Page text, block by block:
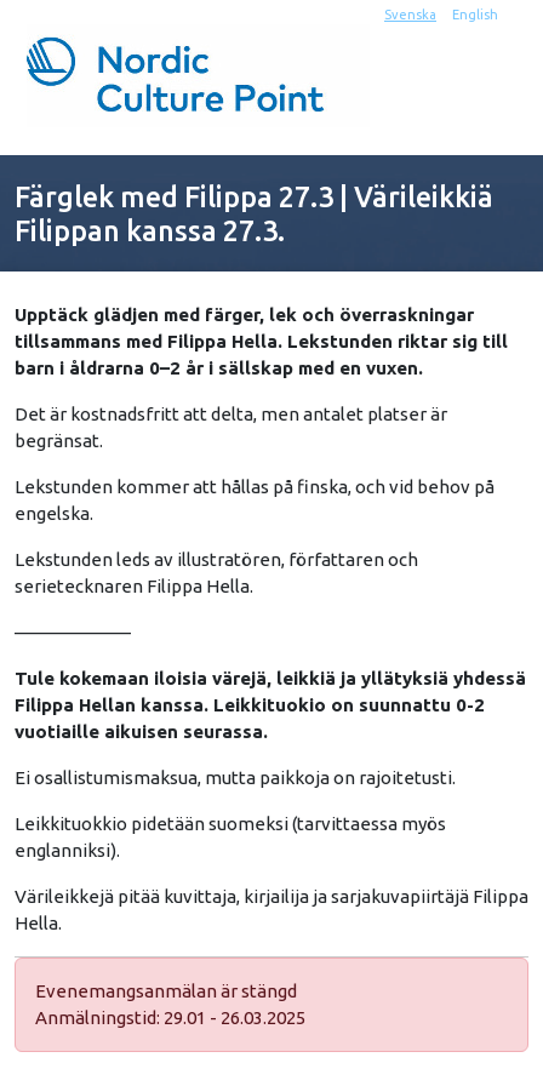
Svenska English
Färglek med Filippa 27.3 | Värileikkiä
Filippan kanssa 27.3.
Upptäck glädjen med färger, lek och överraskningar
tillsammans med Filippa Hella. Lekstunden riktar sig till
barn i åldrarna 0–2 år i sällskap med en vuxen.
Det är kostnadsfritt att delta, men antalet platser är
begränsat.
Lekstunden kommer att hållas på finska, och vid behov på
engelska.
Lekstunden leds av illustratören, författaren och
serietecknaren Filippa Hella.
––––––––––––
Tule kokemaan iloisia värejä, leikkiä ja yllätyksiä yhdessä
Filippa Hellan kanssa. Leikkituokio on suunnattu 0-2
vuotiaille aikuisen seurassa.
Ei osallistumismaksua, mutta paikkoja on rajoitetusti.
Leikkituokkio pidetään suomeksi (tarvittaessa myös
englanniksi).
Värileikkejä pitää kuvittaja, kirjailija ja sarjakuvapiirtäjä Filippa
Hella.
Evenemangsanmälan är stängd
Anmälningstid: 29.01 - 26.03.2025